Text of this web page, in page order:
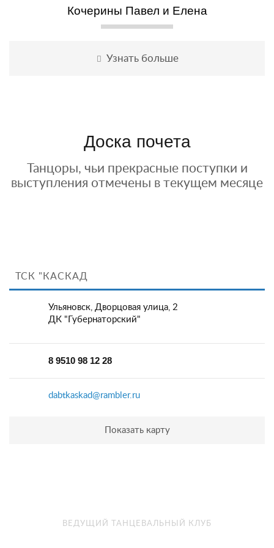
Кочерины Павел и Елена
Узнать больше
Гордеев Владислав
Узнать больше
Мусин Айдар
Узнать больше
Лаптева Эльвира
Узнать больше
Картышева Александра
Узнать больше
Фролов Кирилл
Узнать больше
Драничникова Анна
Узнать больше
Якушин Максим
Узнать больше
Никонова Вера Николаевна
Узнать больше
Доска почета
Танцоры, чьи прекрасные поступки и
выступления отмечены в текущем месяце
ТСК "КАСКАД
Ульяновск, Дворцовая улица, 2
ДК "Губернаторский"
8 9510 98 12 28
dabtkaskad@rambler.ru
Показать карту
ВЕДУЩИЙ ТАНЦЕВАЛЬНЫЙ КЛУБ